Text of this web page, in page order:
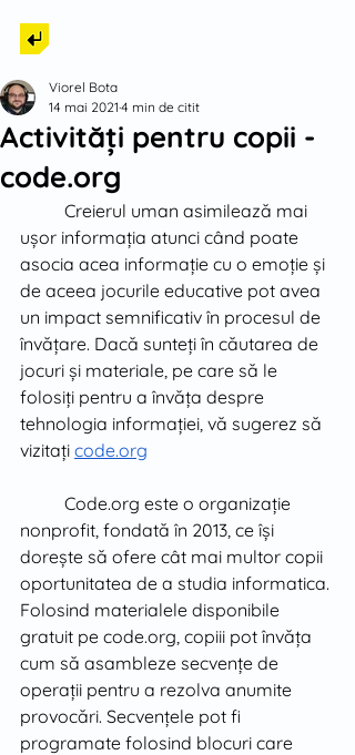
Activități pentru copii -
code.org
Viorel Bota
14 mai 2021 4 min de citit
Creierul uman asimilează mai
ușor informația atunci când poate
asocia acea informație cu o emoție și
de aceea jocurile educative pot avea
un impact semnificativ în procesul de
învățare. Dacă sunteți în căutarea de
jocuri și materiale, pe care să le
folosiți pentru a învăța despre
tehnologia informației, vă sugerez să
vizitați code.org
Code.org este o organizație
nonprofit, fondată în 2013, ce își
dorește să ofere cât mai multor copii
oportunitatea de a studia informatica.
Folosind materialele disponibile
gratuit pe code.org, copiii pot învăța
cum să asambleze secvențe de
operații pentru a rezolva anumite
provocări. Secvențele pot fi
programate folosind blocuri care